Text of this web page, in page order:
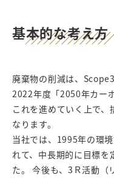
基本的な考え方
廃棄物の削減は、
2022年度「2050年カー
これを進めていく上で
なります。
当社では、1995年の環
れて、中長期的に目標
た。 今後も、3Ｒ活動（